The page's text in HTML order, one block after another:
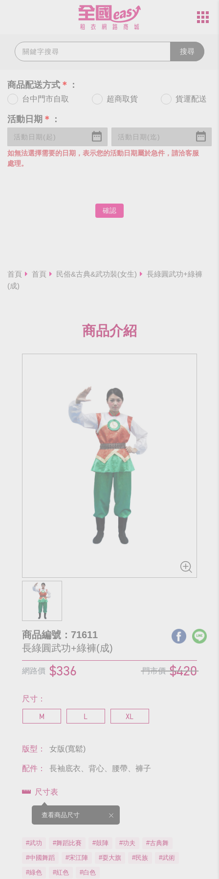
搜尋
商品配送方式 ＊ ：
台中門市自取 超商取貨 貨運配送
活動日期 ＊ ：
如無法選擇需要的日期，表示您的活動日期屬於急件，請洽客服
處理。
確認
首頁 首頁 民俗&古典&武功裝(女生)
長綠圓武功+綠褲
(成)
商品介紹
商品編號：71611
長綠圓武功+綠褲(成)
網路價 $336 門市價 $420
尺寸：
M L XL
版型： 女版(寬鬆)
配件： 長袖底衣、背心、腰帶、褲子
尺寸表
查看商品尺寸
#武功 #舞蹈比賽 #鼓陣 #功夫
#古典舞
#中國舞蹈
#宋江陣 #耍大旗 #民族
#武術
#綠色
#紅色 #白色